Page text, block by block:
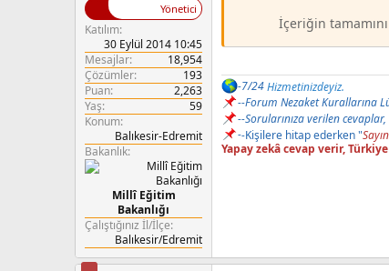
Yönetici
Katılım
30 Eylül 2014 10:45
Mesajlar
18,954
Çözümler
193
Puan
2,263
Yaş
59
Konum
Balıkesir-Edremit
Bakanlık
Millî Eğitim
Bakanlığı
Çalıştığınız İl/İlçe
Balıkesir/Edremit
İçeriğin
-7/24Hizmetinizdeyiz.
--Forum Nezaket Kurallarına
--Sorularınıza verilen cevaplar,
--Kişilere hitap ederken "Sayın
Yapay zekâ cevap verir,